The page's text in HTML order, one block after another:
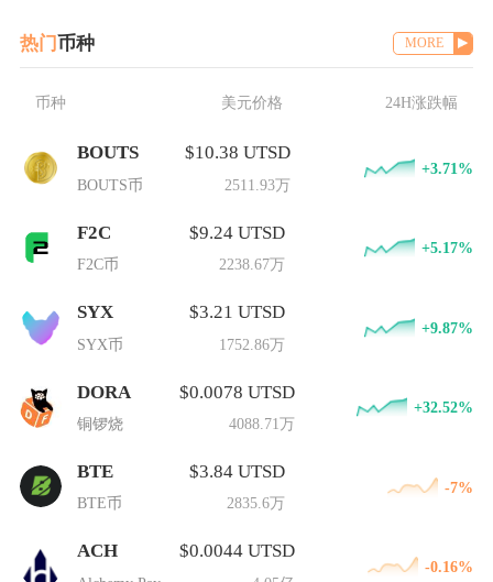
热门 币种 MORE
币种 美元价格 24H涨跌幅
BOUTS
BOUTS币
$10.38 UTSD
2511.93万
+3.71%
F2C
F2C币
$9.24 UTSD
2238.67万
+5.17%
SYX
SYX币
$3.21 UTSD
1752.86万
+9.87%
DORA
铜锣烧
$0.0078 UTSD
4088.71万
+32.52%
BTE
BTE币
$3.84 UTSD
2835.6万
-7%
ACH $0.0044 UTSD
-0.16%